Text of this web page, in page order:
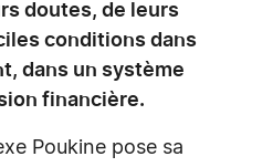
doutes, de leurs
conditions dans
dans un système
financière.
Poukine pose sa